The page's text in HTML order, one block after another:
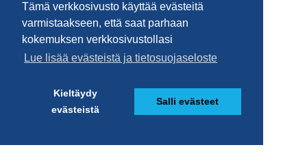
Tämä verkkosivusto käyttää evästeitä
varmistaakseen, että saat parhaan
kokemuksen verkkosivustollasi
Lue lisää evästeistä ja tietosuojaseloste
Kieltäydy
evästeistä
Salli evästeet